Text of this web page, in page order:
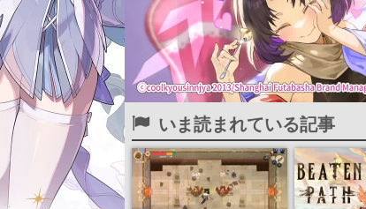
いま読まれている記事